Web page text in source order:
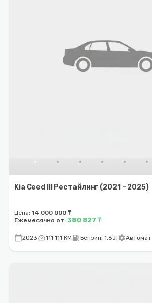
Kia Ceed III Рестайлинг (2021 – 2025)
Цена: 14 000 000 ₸
Ежемесячно от: 380 827 ₸
calendar_today2023speed111 111 КМ local_gas_stationБензин, 1.6 ЛsettingsАвтомат